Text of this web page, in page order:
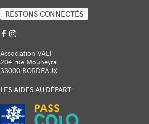
RESTONS CONNECTÉS
Association VALT
204 rue Mouneyra
33000 BORDEAUX
LES AIDES AU DÉPART